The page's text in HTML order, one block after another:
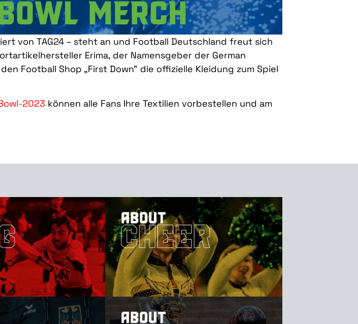
von TAG24 – steht an und Football Deutschland freut sich
Erima, der Namensgeber der German
Football Shop „First Down“ die offizielle Kleidung zum Spiel
2023 können alle Fans Ihre Textilien vorbestellen und am